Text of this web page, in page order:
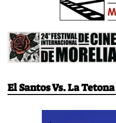
Image
El Santos Vs. La